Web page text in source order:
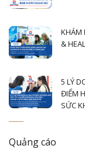
KHÁM
&
5 LÝ
ĐIỂM
SỨC
Quảng cáo